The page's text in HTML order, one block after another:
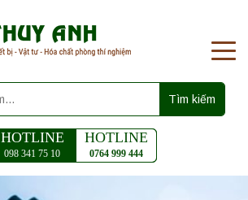
Tìm kiếm
HOTLINE
098 341 75 10
HOTLINE
0764 999 444